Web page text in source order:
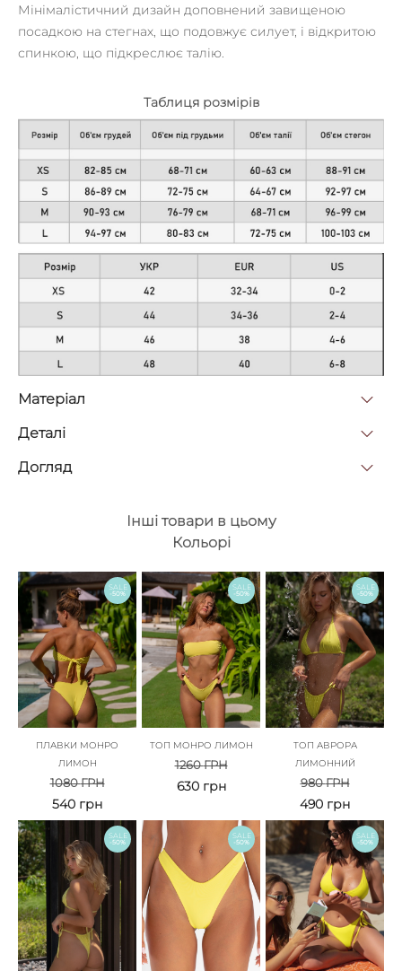
Мінімалістичний дизайн доповнений завищеною
посадкою на стегнах, що подовжує силует, і відкритою
спинкою, що підкреслює талію.
Таблиця розмірів
Матерiал
Деталi
Догляд
Інші товари в цьому
Кольорі
SALE
-50%
ПЛАВКИ МОНРО
ЛИМОН
1080ГРН
540 грн
SALE
-50%
ТОП МОНРО ЛИМОН
1260ГРН
630 грн
SALE
-50%
ТОП АВРОРА
ЛИМОННИЙ
980ГРН
490 грн
SALE
-50%
SALE
-50%
SALE
-50%